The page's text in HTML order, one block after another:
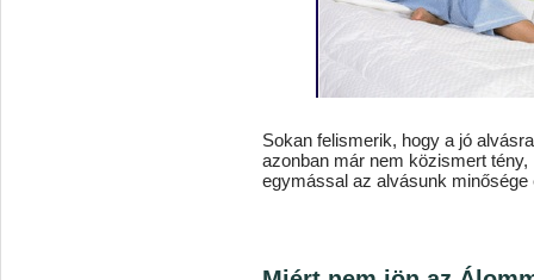
Sokan felismerik, hogy a jó
azonban már nem közismert
egymással az alvásunk